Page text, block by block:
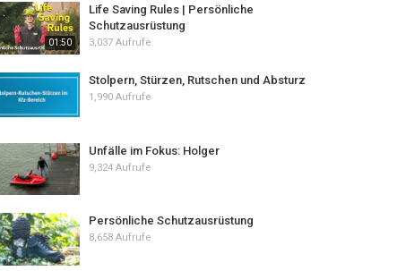
01:50
Life Saving Rules | Persönliche
Schutzausrüstung
3,037 Aufrufe
Stolpern, Stürzen, Rutschen und Absturz
1,990 Aufrufe
Unfälle im Fokus: Holger
9,324 Aufrufe
Persönliche Schutzausrüstung
8,658 Aufrufe